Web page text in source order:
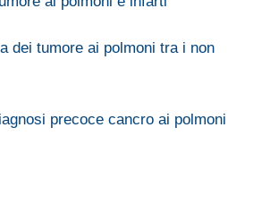
dei tumore ai polmoni tra i non
precoce cancro ai polmoni